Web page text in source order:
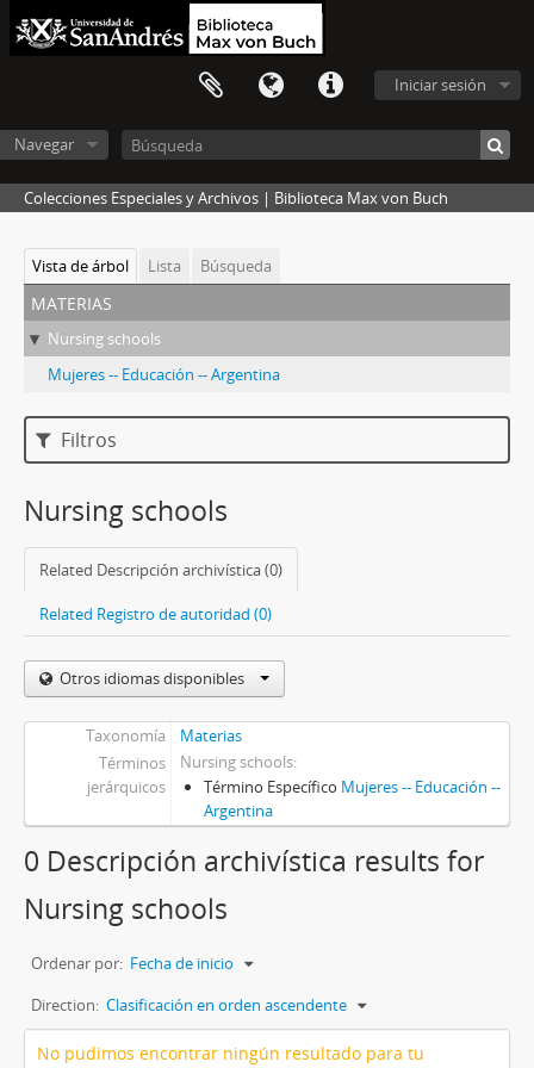
Iniciar sesión
Navegar
Colecciones Especiales y Archivos | Biblioteca Max von Buch
Vista de árbol Lista Búsqueda
materias
Nursing schools
Mujeres -- Educación -- Argentina
Filtros
Nursing schools
Related Descripción archivística (0)
Related Registro de autoridad (0)
Otros idiomas disponibles
Taxonomía
Materias
Términos
jerárquicos
Nursing schools
Término Específico Mujeres -- Educación --
Argentina
0 Descripción archivística results for
Nursing schools
Ordenar por: Fecha de inicio
Direction: Clasificación en orden ascendente
No pudimos encontrar ningún resultado para tu